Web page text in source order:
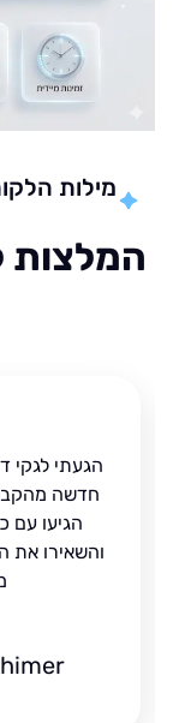
מילות הלקוח
הגעתי לגקי דרך
חדשה מהקבלן
הגיעו עם כל
והשאירו את הבית
משמעית